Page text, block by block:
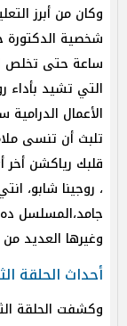
وكان من أبرز
شخصية
ساعة حتى تخلص
التي تشيد
الأعمال
تلبث أن تنسى
قلبك رياكشن
، روجينا شابو،
جامد،المسلسل
وغيرها العديد
أحداث الحلقة
وكشفت الحلقة